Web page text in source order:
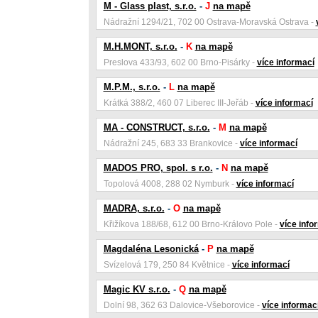
M - Glass plast, s.r.o. - J na mapě
Nádražní 1294/21, 702 00 Ostrava-Moravská Ostrava -
M.H.MONT, s.r.o. - K na mapě
Preslova 433/93, 602 00 Brno-Pisárky - více informací
M.P.M., s.r.o. - L na mapě
Krátká 388/2, 460 07 Liberec III-Jeřáb - více informací
MA - CONSTRUCT, s.r.o. - M na mapě
Nádražní 245, 683 33 Brankovice - více informací
MADOS PRO, spol. s r.o. - N na mapě
Topolová 4008, 288 02 Nymburk - více informací
MADRA, s.r.o. - O na mapě
Křižíkova 188/68, 612 00 Brno-Královo Pole - více
Magdaléna Lesonická- P na mapě
Svízelová 179, 250 84 Květnice - více informací
Magic KV s.r.o. - Q na mapě
Dolní 98, 362 63 Dalovice-Všeborovice - více